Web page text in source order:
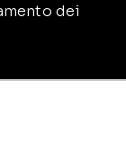
dei